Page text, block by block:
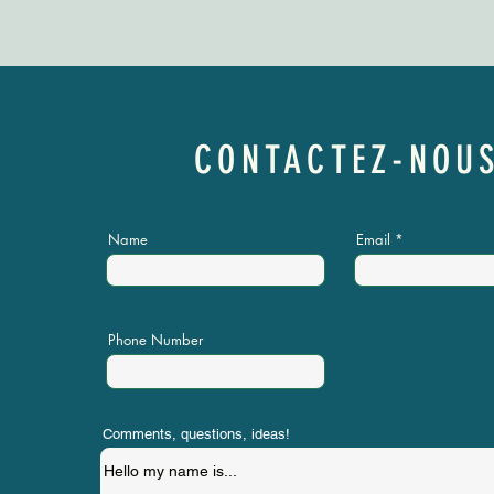
CONTACTEZ-
Name Email
Phone Number
Comments, questions, ideas!